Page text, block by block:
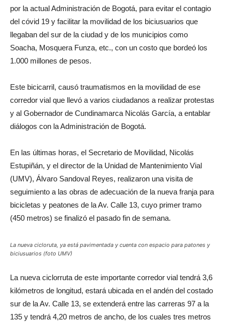
por la actual Administración de Bogotá, para evitar el contagio
del cóvid 19 y facilitar la movilidad de los biciusuarios que
llegaban del sur de la ciudad y de los municipios como
Soacha, Mosquera Funza, etc., con un costo que bordeó los
1.000 millones de pesos.
Este bicicarril, causó traumatismos en la movilidad de ese
corredor vial que llevó a varios ciudadanos a realizar protestas
y al Gobernador de Cundinamarca Nicolás García, a entablar
diálogos con la Administración de Bogotá.
En las últimas horas, el Secretario de Movilidad, Nicolás
Estupiñán, y el director de la Unidad de Mantenimiento Vial
(UMV), Álvaro Sandoval Reyes, realizaron una visita de
seguimiento a las obras de adecuación de la nueva franja para
bicicletas y peatones de la Av. Calle 13, cuyo primer tramo
(450 metros) se finalizó el pasado fin de semana.
La nueva cicloruta, ya está pavimentada y cuenta con espacio para patones y
biciusuarios (foto UMV)
La nueva ciclorruta de este importante corredor vial tendrá 3,6
kilómetros de longitud, estará ubicada en el andén del costado
sur de la Av. Calle 13, se extenderá entre las carreras 97 a la
135 y tendrá 4,20 metros de ancho, de los cuales tres metros